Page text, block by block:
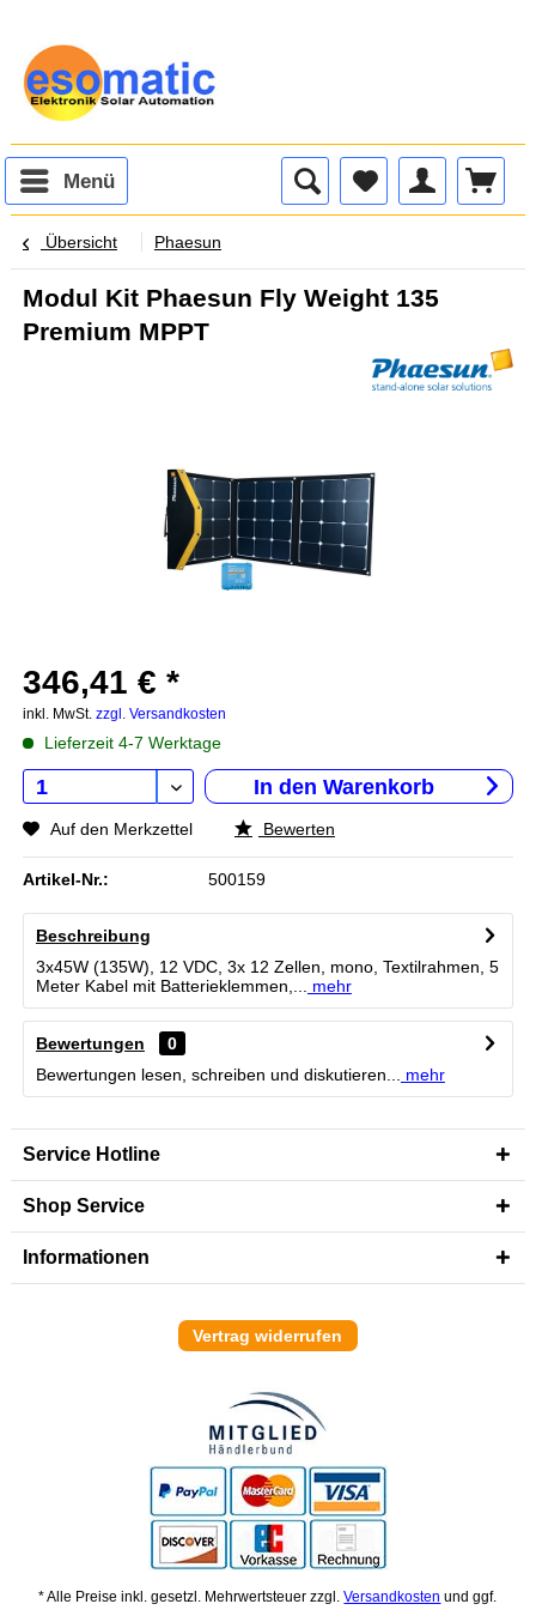
Menü
Übersicht Phaesun
Modul Kit Phaesun Fly Weight 135
Premium MPPT
346,41 € *
inkl. MwSt. zzgl. Versandkosten
Lieferzeit 4-7 Werktage
In den Warenkorb
Auf den Merkzettel Bewerten
Artikel-Nr.: 500159
Beschreibung
3x45W (135W), 12 VDC, 3x 12 Zellen, mono, Textilrahmen, 5
Meter Kabel mit Batterieklemmen,...
mehr
Bewertungen
0
Bewertungen lesen, schreiben und diskutieren...
mehr
Service Hotline
Shop Service
Informationen
Vertrag widerrufen
* Alle Preise inkl. gesetzl. Mehrwertsteuer zzgl.Versandkosten und ggf.